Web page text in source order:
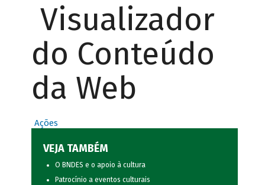
Visualizador
do Conteúdo
da Web
Ações
VEJA TAMBÉM
O BNDES e o apoio à cultura
Patrocínio a eventos culturais